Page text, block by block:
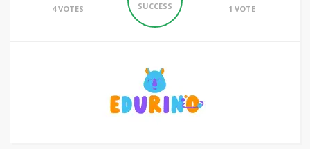
4 VOTES
SUCCESS
1 VOTE